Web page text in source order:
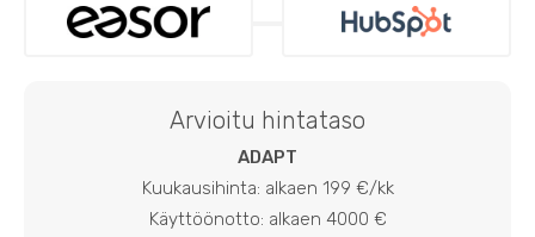
Arvioitu hintataso
ADAPT
Kuukausihinta: alkaen 199 €/kk
Käyttöönotto: alkaen 4000 €